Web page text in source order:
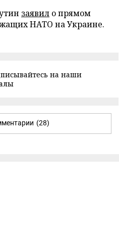
заявил о прямом
НАТО на Украине.
на наши
(28)